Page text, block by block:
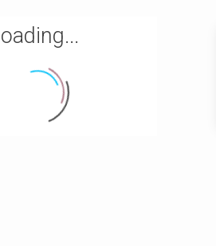
loading...